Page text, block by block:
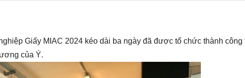
Giấy MIAC 2024 kéo dài ba ngày đã được tổ chức thành
của Ý.